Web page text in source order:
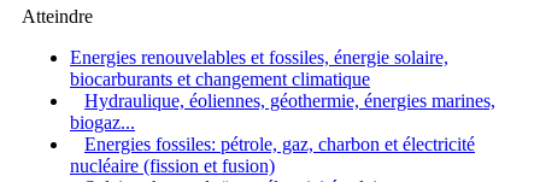
Atteindre
Energies renouvelables et fossiles, énergie solaire,
biocarburants et changement climatique
Hydraulique, éoliennes, géothermie, énergies marines,
biogaz...
Energies fossiles: pétrole, gaz, charbon et électricité
nucléaire (fission et fusion)